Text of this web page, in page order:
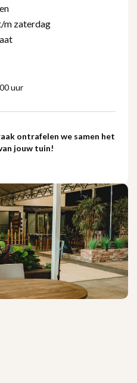
m zaterdag
uur
ontrafelen we samen het
jouw tuin!